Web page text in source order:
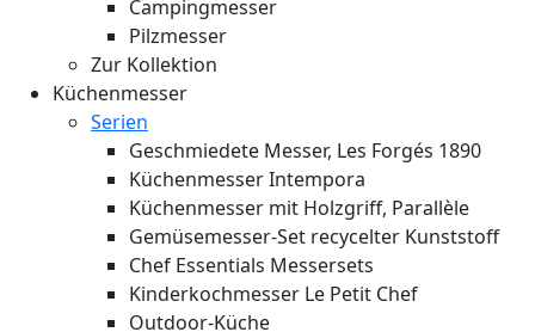
Campingmesser
Pilzmesser
Zur Kollektion
Küchenmesser
Serien
Geschmiedete Messer, Les Forgés 1890
Küchenmesser Intempora
Küchenmesser mit Holzgriff, Parallèle
Gemüsemesser-Set recycelter Kunststoff
Chef Essentials Messersets
Kinderkochmesser Le Petit Chef
Outdoor-Küche